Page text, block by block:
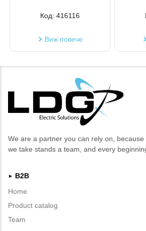
Код: 416116
Виж повече
We are a partner you can rely on,
we take stands a team, and every
►
B2B
Home
Product catalog
Team